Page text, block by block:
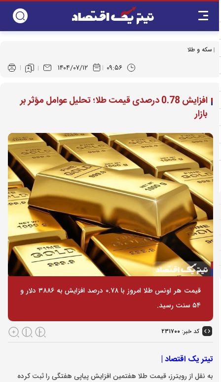
سکه و طلا
۱۴۰۴/۰۷/۱۲ ۰۹:۵۶
افزایش 0.78 درصدی قیمت طلا؛ تحلیل عوامل مؤثر بر
بازار
قیمت هر اونس طلا امروز با ۰.۷۸ درصد افزایش به ۳۸۸۶ دلار و
۵۴ سنت رسید.
کد خبر: ۲۳۱۷۰۰
تیتر یک اقتصاد |
به نقل از رویترز، قیمت طلاهفتمین افزایش پیاپی هفتگی را ثبت کرده‌